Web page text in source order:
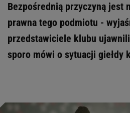
Bezpośrednią przyczyną jest
prawna tego podmiotu -
przedstawiciele klubu
sporo mówi o sytuacji giełdy